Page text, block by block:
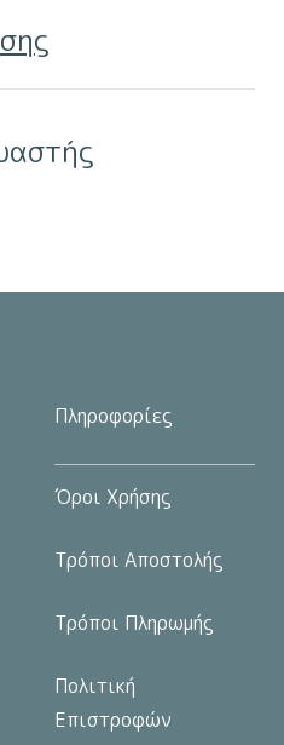
Πληροφορίες
Όροι Χρήσης
Τρόποι Αποστολής
Τρόποι Πληρωμής
Πολιτική
Επιστροφών